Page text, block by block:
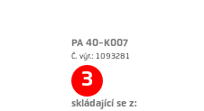
PA 40-K007
Č. výr.: 1093281
3
skládající se z: